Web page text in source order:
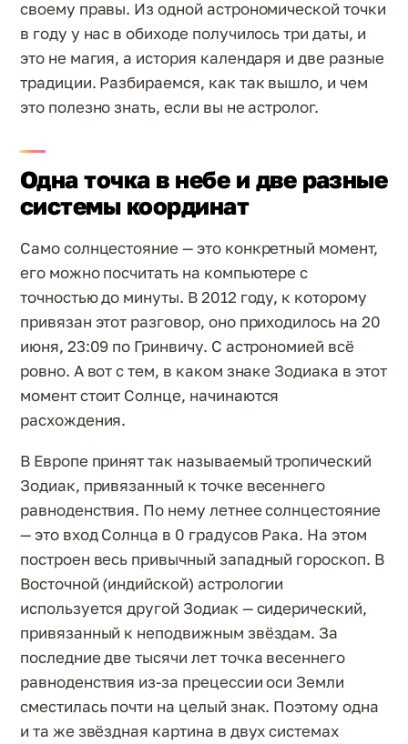
своему правы. Из одной астрономической точки
в году у нас в обиходе получилось три даты, и
это не магия, а история календаря и две разные
традиции. Разбираемся, как так вышло, и чем
это полезно знать, если вы не астролог.
Одна точка в небе и две разные
системы координат
Само солнцестояние — это конкретный момент,
его можно посчитать на компьютере с
точностью до минуты. В 2012 году, к которому
привязан этот разговор, оно приходилось на 20
июня, 23:09 по Гринвичу. С астрономией всё
ровно. А вот с тем, в каком знаке Зодиака в этот
момент стоит Солнце, начинаются
расхождения.
В Европе принят так называемый тропический
Зодиак, привязанный к точке весеннего
равноденствия. По нему летнее солнцестояние
— это вход Солнца в 0 градусов Рака. На этом
построен весь привычный западный гороскоп. В
Восточной (индийской) астрологии
используется другой Зодиак — сидерический,
привязанный к неподвижным звёздам. За
последние две тысячи лет точка весеннего
равноденствия из-за прецессии оси Земли
сместилась почти на целый знак. Поэтому одна
и та же звёздная картина в двух системах